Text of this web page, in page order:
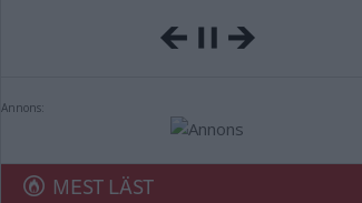
Annons:
MEST LÄST